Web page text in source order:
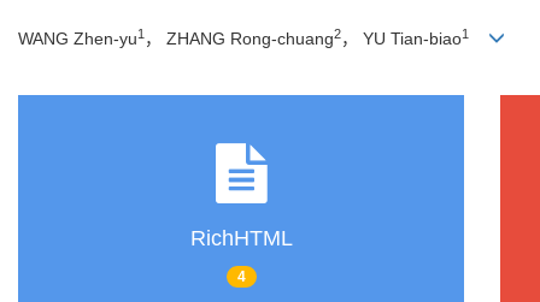
WANG Zhen-yu1 ， ZHANG Rong-chuang2， YU Tian-biao1
RichHTML
4